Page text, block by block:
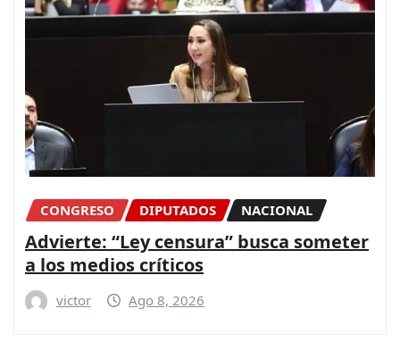
CONGRESO DIPUTADOS NACIONAL
Advierte: “Ley censura” busca someter
a los medios críticos
victor Ago 8, 2026